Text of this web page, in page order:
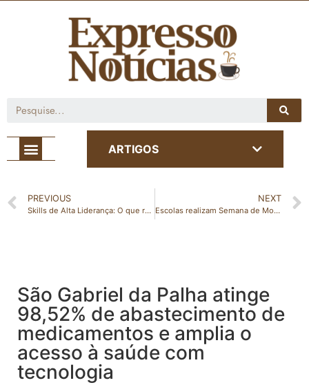
ARTIGOS
PREVIOUS
Skills de Alta Liderança: O que realmente importa quando você ocupa o topo? – Leia o artigo escrito por Ellen Cavalcanti
NEXT
Escolas realizam Semana de Mostra de Projetos com grande participação das famílias em São Gabriel da Palha
São Gabriel da Palha atinge
98,52% de abastecimento de
medicamentos e amplia o
acesso à saúde com
tecnologia